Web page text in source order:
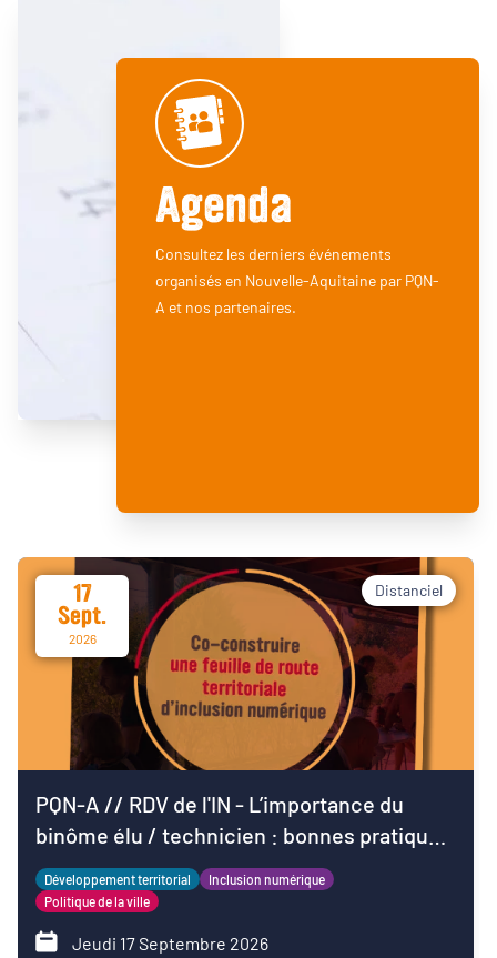
Agenda
Consultez les derniers événements
organisés en Nouvelle-Aquitaine par PQN-
A et nos partenaires.
17
Sept.
2026
Distanciel
PQN-A // RDV de l'IN - L’importance du
binôme élu / technicien : bonnes pratiques
pour démarrer le mandat
Développement territorial
Inclusion numérique
Politique de la ville
Jeudi 17 Septembre 2026